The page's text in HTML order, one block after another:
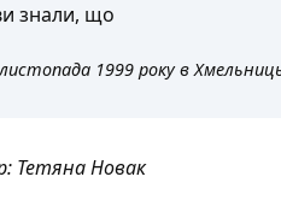
знали, що
1999 року в
Тетяна Новак